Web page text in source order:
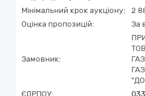
Мінімальний крок аукціону:
2
Оцінка пропозицій:
За
Замовник:
ЄДРПОУ: